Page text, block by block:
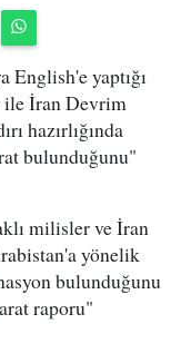
yaptığı
ile İran Devrim
hazırlığında
bulunduğunu"
milisler ve İran
yönelik
bulunduğunu
raporu"